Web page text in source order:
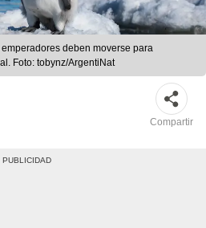
deben moverse para
Foto: tobynz/ArgentiNat
Compartir